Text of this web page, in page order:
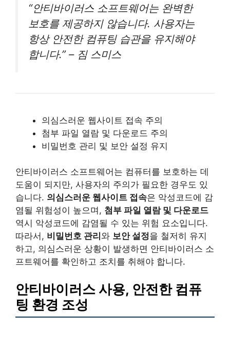
“안티바이러스 소프트웨어는 완벽한
보호를 제공하지 않습니다. 사용자는
항상 안전한 컴퓨팅 습관을 유지해야
합니다.” – 짐 스미스
의심스러운 웹사이트 접속 주의
첨부 파일 열람 및 다운로드 주의
비밀번호 관리 및 보안 설정 유지
안티바이러스 소프트웨어는 컴퓨터를 보호하는 데
도움이 되지만, 사용자의 주의가 필요한 경우도 있
습니다. 의심스러운 웹사이트 접속은 악성코드에 감
염될 위험성이 높으며, 첨부 파일 열람 및 다운로드
역시 악성코드에 감염될 수 있는 위험 요소입니다.
따라서, 비밀번호 관리 와 보안 설정을 철저히 유지
하고, 의심스러운 상황이 발생하면 안티바이러스 소
프트웨어를 확인하고 조치를 취해야 합니다.
안티바이러스 사용, 안전한 컴퓨
팅 환경 조성